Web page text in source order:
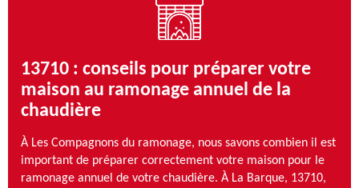
13710 : conseils pour préparer votre
maison au ramonage annuel de la
chaudière
À Les Compagnons du ramonage, nous savons combien il est
important de préparer correctement votre maison pour le
ramonage annuel de votre chaudière. À La Barque, 13710,